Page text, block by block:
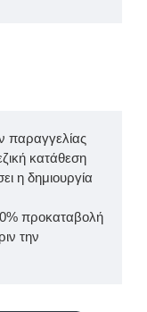
παραγγελίας
κατάθεση
η δημιουργία
προκαταβολή
την